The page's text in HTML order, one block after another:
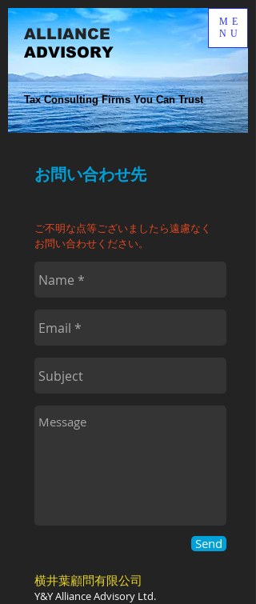
Tax Consulting Firms You Can Trust
ME
NU
ALLIANCE​
ADVISORY
お問い合わせ先
ご不明な点等ございましたら遠慮なく
お問い合わせください。
Send
横井葉顧問有限公司
Y&Y Alliance Advisory Ltd.